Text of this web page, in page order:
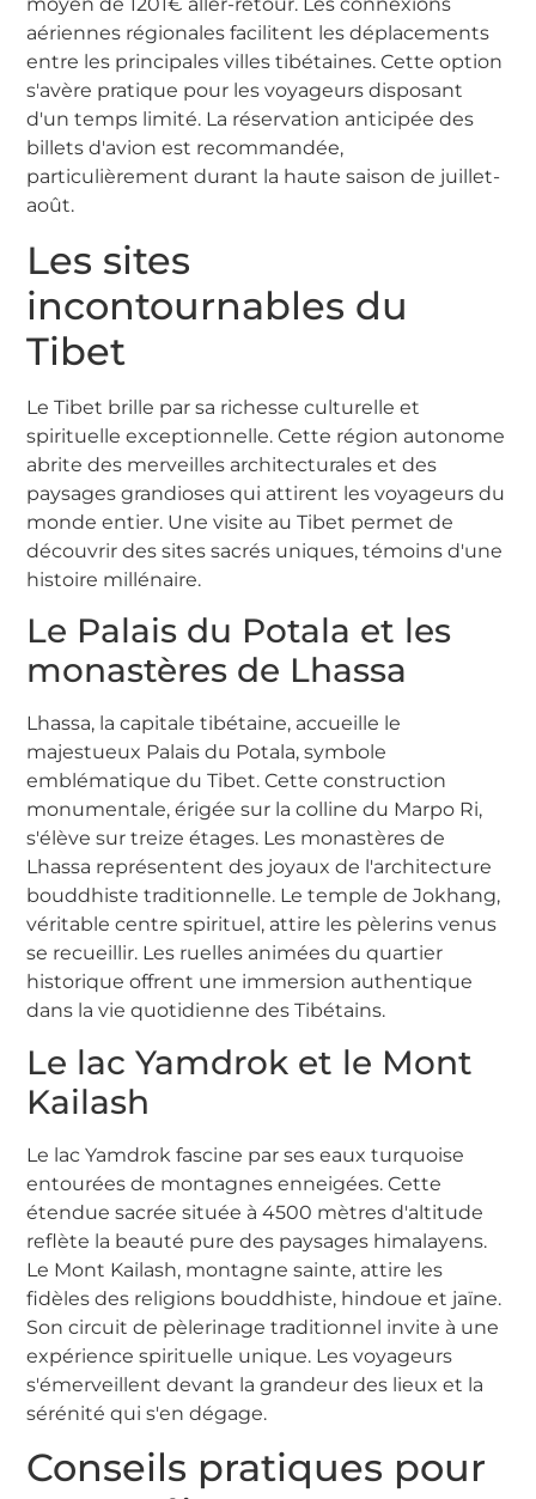
moyen de 1201€ aller-retour. Les connexions
aériennes régionales facilitent les déplacements
entre les principales villes tibétaines. Cette option
s'avère pratique pour les voyageurs disposant
d'un temps limité. La réservation anticipée des
billets d'avion est recommandée,
particulièrement durant la haute saison de juillet-
août.
Les sites
incontournables du
Tibet
Le Tibet brille par sa richesse culturelle et
spirituelle exceptionnelle. Cette région autonome
abrite des merveilles architecturales et des
paysages grandioses qui attirent les voyageurs du
monde entier. Une visite au Tibet permet de
découvrir des sites sacrés uniques, témoins d'une
histoire millénaire.
Le Palais du Potala et les
monastères de Lhassa
Lhassa, la capitale tibétaine, accueille le
majestueux Palais du Potala, symbole
emblématique du Tibet. Cette construction
monumentale, érigée sur la colline du Marpo Ri,
s'élève sur treize étages. Les monastères de
Lhassa représentent des joyaux de l'architecture
bouddhiste traditionnelle. Le temple de Jokhang,
véritable centre spirituel, attire les pèlerins venus
se recueillir. Les ruelles animées du quartier
historique offrent une immersion authentique
dans la vie quotidienne des Tibétains.
Le lac Yamdrok et le Mont
Kailash
Le lac Yamdrok fascine par ses eaux turquoise
entourées de montagnes enneigées. Cette
étendue sacrée située à 4500 mètres d'altitude
reflète la beauté pure des paysages himalayens.
Le Mont Kailash, montagne sainte, attire les
fidèles des religions bouddhiste, hindoue et jaïne.
Son circuit de pèlerinage traditionnel invite à une
expérience spirituelle unique. Les voyageurs
s'émerveillent devant la grandeur des lieux et la
sérénité qui s'en dégage.
Conseils pratiques pour